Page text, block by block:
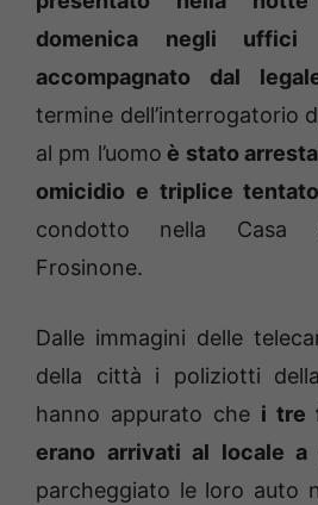
domenica negli uffici
accompagnato dal
termine dell’interrogatorio
al pm l’uomo è stato
omicidio e triplice
condotto nella Casa
Frosinone.
Dalle immagini delle
della città i poliziotti
hanno appurato che i tre
erano arrivati al locale a
parcheggiato le loro auto